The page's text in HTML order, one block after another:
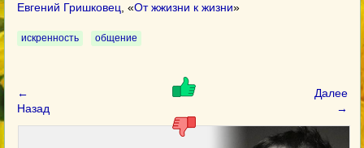
Евгений Гришковец , «От жжизни к жизни»
искренность общение
←
Назад
Далее
→